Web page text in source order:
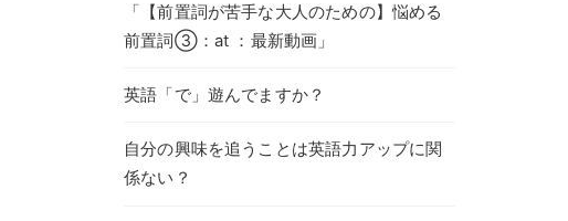
「【前置詞が苦手な大人のための】悩める
前置詞③：at ：最新動画」
英語「で」遊んでますか？
自分の興味を追うことは英語力アップに関
係ない？